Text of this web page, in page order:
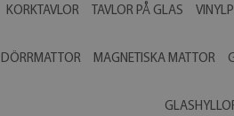
KORKTAVLOR TAVLOR PÅ GLAS
DÖRRMATTOR MAGNETISKA MATTOR